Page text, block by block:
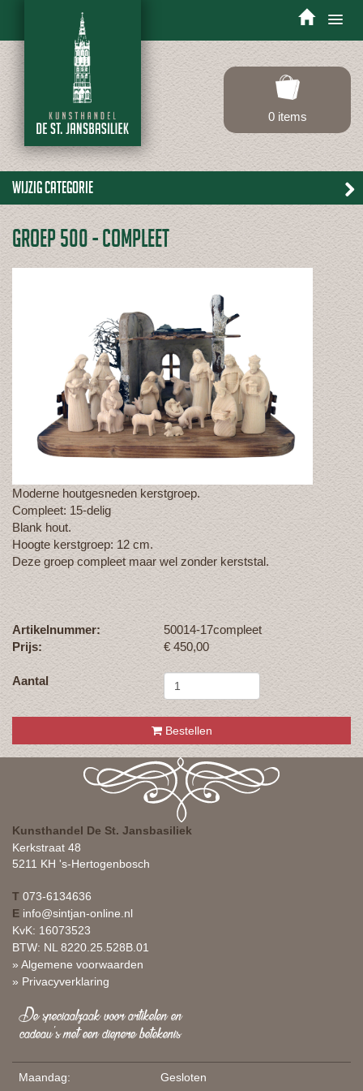
Toggle
0 items
Wijzig categorie
GROEP 500 - COMPLEET
Moderne houtgesneden kerstgroep.
Compleet: 15-delig
Blank hout.
Hoogte kerstgroep: 12 cm.
Deze groep compleet maar wel zonder kerststal.
Artikelnummer:
50014-17compleet
Prijs:
€450,00
Aantal
Bestellen
Kunsthandel De St. Jansbasiliek
Kerkstraat 48
5211 KH 's-Hertogenbosch
T 073-6134636
E info@sintjan-online.nl
KvK: 16073523
BTW: NL 8220.25.528B.01
» Algemene voorwaarden
» Privacyverklaring
De speciaalzaak voor artikelen en
cadeau's met een diepere betekenis
Maandag: Gesloten